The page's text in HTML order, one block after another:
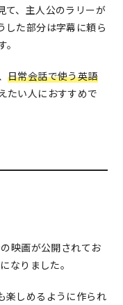
て、主人公のラリーが
した部分は字幕に頼ら
日常会話で使う英語
たい人におすすめで
映画が公開されてお
なりました。
楽しめるように作られ